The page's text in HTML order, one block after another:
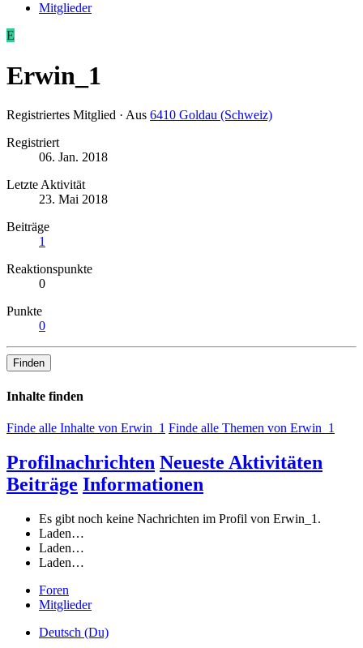
Mitglieder
E
Erwin_1
Registriertes Mitglied · Aus 6410 Goldau (Schweiz)
Registriert
06. Jan. 2018
Letzte Aktivität
23. Mai 2018
Beiträge
1
Reaktionspunkte
0
Punkte
0
Finden
Inhalte finden
Finde alle Inhalte von Erwin_1 Finde alle Themen von Erwin_1
Profilnachrichten Neueste Aktivitäten
Beiträge Informationen
Es gibt noch keine Nachrichten im Profil von Erwin_1.
Laden…
Laden…
Laden…
Foren
Mitglieder
Deutsch (Du)